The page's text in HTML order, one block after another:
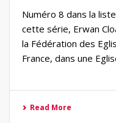
Numéro 8 dans la
cette série, Erwan
la Fédération des
France, dans une
Read More